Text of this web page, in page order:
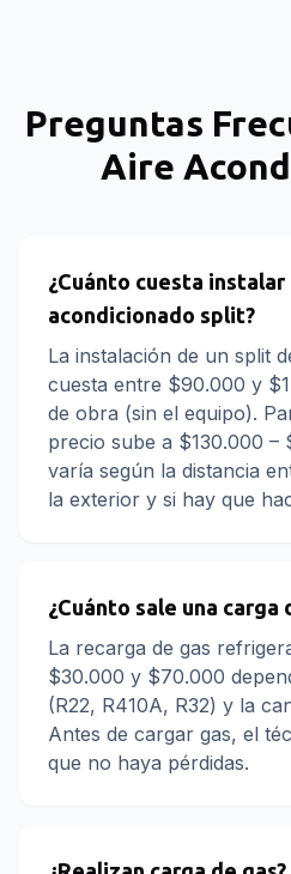
Preguntas
Aire
¿Cuánto cuesta instalar
acondicionado split?
La instalación de un split
cuesta entre $90.000 y
de obra (sin el equipo).
precio sube a $130.000 –
varía según la distancia
la exterior y si hay que
¿Cuánto sale una carga
La recarga de gas
$30.000 y $70.000
(R22, R410A, R32) y la
Antes de cargar gas, el
que no haya pérdidas.